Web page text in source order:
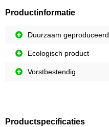
Productinformatie
Duurzaam geproduceerd
Ecologisch product
Vorstbestendig
Productspecificaties